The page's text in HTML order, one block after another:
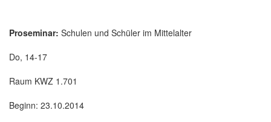
Proseminar: Schulen und Schüler im Mittelalter
Do, 14-17
Raum KWZ 1.701
Beginn: 23.10.2014